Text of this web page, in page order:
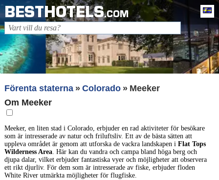
BESTHOTELS.COM
Förenta staterna Colorado
Meeker
Om Meeker
Meeker, en liten stad i Colorado, erbjuder en rad aktiviteter för besökare
som är intresserade av natur och friluftsliv. Ett av de bästa sätten att
uppleva området är genom att utforska de vackra landskapen i Flat Tops
Wilderness Area. Här kan du vandra och campa bland höga berg och
djupa dalar, vilket erbjuder fantastiska vyer och möjligheter att observera
ett rikt djurliv. För dem som är intresserade av fiske, erbjuder floden
White River utmärkta möjligheter för flugfiske.